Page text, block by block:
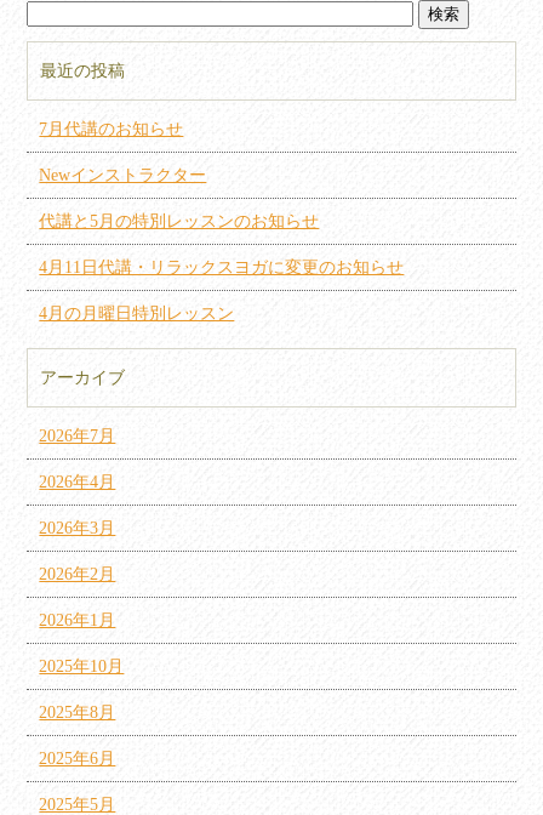
最近の投稿
7月代講のお知らせ
Newインストラクター
代講と5月の特別レッスンのお知らせ
4月11日代講・リラックスヨガに変更のお知らせ
4月の月曜日特別レッスン
アーカイブ
2026年7月
2026年4月
2026年3月
2026年2月
2026年1月
2025年10月
2025年8月
2025年6月
2025年5月